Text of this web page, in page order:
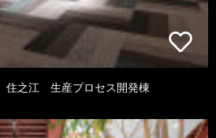
住之江 生産プロセス開発棟